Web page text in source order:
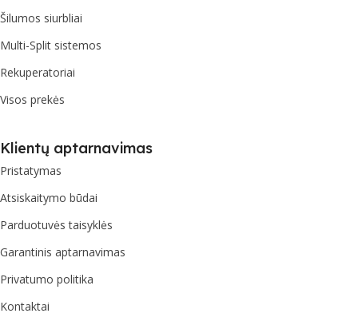
Šilumos siurbliai
Multi-Split sistemos
Rekuperatoriai
Visos prekės
Klientų aptarnavimas
Pristatymas
Atsiskaitymo būdai
Parduotuvės taisyklės
Garantinis aptarnavimas
Privatumo politika
Kontaktai